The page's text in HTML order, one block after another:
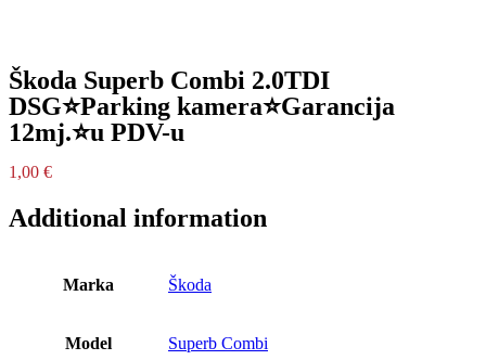
Škoda Superb Combi 2.0TDI
DSG⭐Parking kamera⭐Garancija
12mj.⭐u PDV-u
1,00 €
Additional information
Marka Škoda
Model Superb Combi